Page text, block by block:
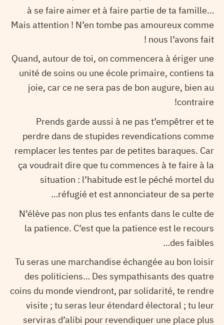
à se faire aimer et à faire partie de ta famille…
Mais attention ! N’en tombe pas amoureux comme
nous l’avons fait !
Quand, autour de toi, on commencera à ériger une
unité de soins ou une école primaire, contiens ta
joie, car ce ne sera pas de bon augure, bien au
contraire!
Prends garde aussi à ne pas t’empêtrer et te
perdre dans de stupides revendications comme
remplacer les tentes par de petites baraques. Car
ça voudrait dire que tu commences à te faire à la
situation : l’habitude est le péché mortel du
réfugié et est annonciateur de sa perte…
N’élève pas non plus tes enfants dans le culte de
la patience. C’est que la patience est le recours
des faibles…
Tu seras une marchandise échangée au bon loisir
des politiciens… Des sympathisants des quatre
coins du monde viendront, par solidarité, te rendre
visite ; tu seras leur étendard électoral ; tu leur
serviras d’alibi pour revendiquer une place plus